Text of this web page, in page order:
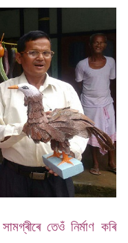
তেওঁ নিৰ্মাণ কৰি